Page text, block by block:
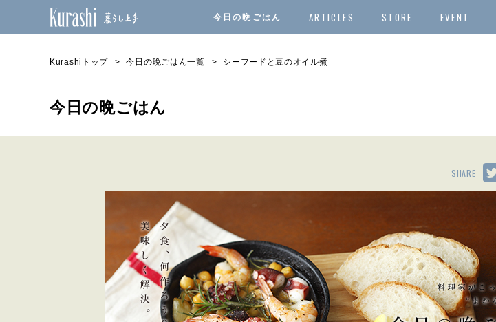
今日の晩ごはん ARTICLES STORE EVENT
Kurashiトップ 今日の晩ごはん一覧 シーフードと豆のオイル煮
今日の晩ごはん
SHARE